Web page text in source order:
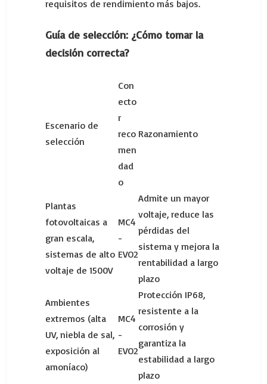
requisitos de rendimiento más bajos.
Guía de selección: ¿Cómo tomar la
decisión correcta?
Escenario de
selección
Con
ecto
r
reco
men
dad
o
Razonamiento
Plantas
fotovoltaicas a
gran escala,
sistemas de alto
voltaje de 1500V
MC4
-
EVO2
Admite un mayor
voltaje, reduce las
pérdidas del
sistema y mejora la
rentabilidad a largo
plazo
Ambientes
extremos (alta
UV, niebla de sal,
exposición al
amoníaco)
MC4
-
EVO2
Protección IP68,
resistente a la
corrosión y
garantiza la
estabilidad a largo
plazo